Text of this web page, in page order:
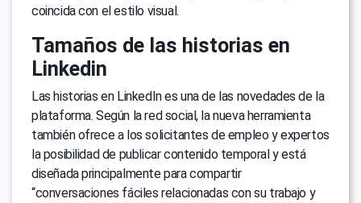
coincida con el estilo visual.
Tamaños de las historias en
Linkedin
Las historias en LinkedIn es una de las novedades de la
plataforma. Según la red social, la nueva herramienta
también ofrece a los solicitantes de empleo y expertos
la posibilidad de publicar contenido temporal y está
diseñada principalmente para compartir
“conversaciones fáciles relacionadas con su trabajo y